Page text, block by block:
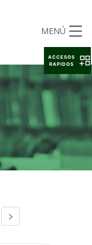
MENÚ
ACCESOS
RAPIDOS